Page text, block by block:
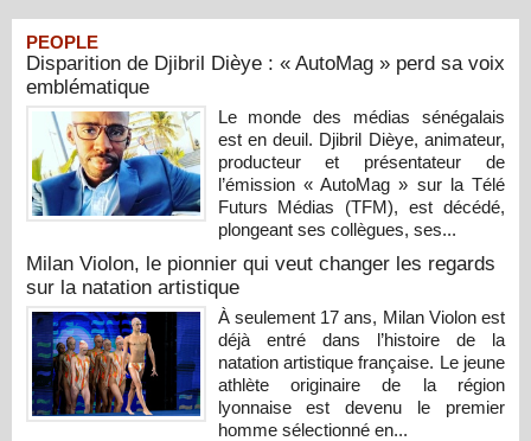
PEOPLE
Disparition de Djibril Dièye : « AutoMag » perd sa voix
emblématique
Le monde des médias sénégalais
est en deuil. Djibril Dièye, animateur,
producteur et présentateur de
l’émission « AutoMag » sur la Télé
Futurs Médias (TFM), est décédé,
plongeant ses collègues, ses...
Milan Violon, le pionnier qui veut changer les regards
sur la natation artistique
À seulement 17 ans, Milan Violon est
déjà entré dans l’histoire de la
natation artistique française. Le jeune
athlète originaire de la région
lyonnaise est devenu le premier
homme sélectionné en...